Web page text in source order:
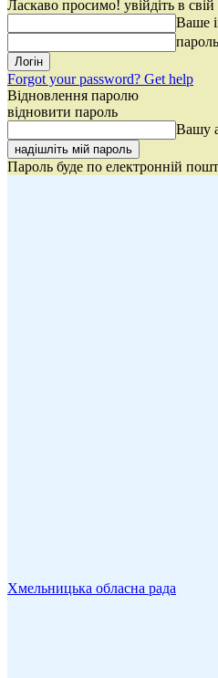
Ласкаво просимо! увійдіть в свій
Ваше
пароль
Forgot your password? Get help
Відновлення паролю
відновити пароль
Вашу
Пароль буде по електронній
Хмельницька обласна рада